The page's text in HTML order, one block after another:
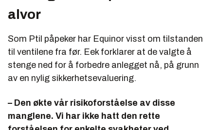
alvor
Som Ptil påpeker har Equinor visst om tilstanden
til ventilene fra før. Eek forklarer at de valgte å
stenge ned for å forbedre anlegget nå, på grunn
av en nylig sikkerhetsevaluering.
– Den økte vår risikoforståelse av disse
manglene. Vi har ikke hatt den rette